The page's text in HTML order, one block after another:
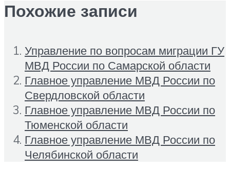
Похожие записи
Управление по вопросам миграции ГУ
МВД России по Самарской области
Главное управление МВД России по
Свердловской области
Главное управление МВД России по
Тюменской области
Главное управление МВД России по
Челябинской области